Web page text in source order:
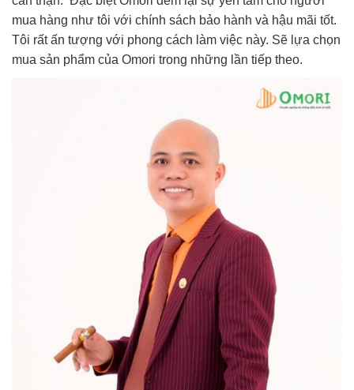
mua hàng như tôi với chính sách bảo hành và hậu mãi tốt.
Tôi rất ấn tượng với phong cách làm việc này. Sẽ lựa chọn
mua sản phẩm của Omori trong những lần tiếp theo.